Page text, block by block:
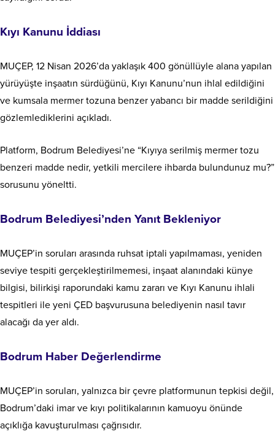
Kıyı Kanunu İddiası
MUÇEP, 12 Nisan 2026’da yaklaşık 400 gönüllüyle alana yapılan
yürüyüşte inşaatın sürdüğünü, Kıyı Kanunu’nun ihlal edildiğini
ve kumsala mermer tozuna benzer yabancı bir madde serildiğini
gözlemlediklerini açıkladı.
Platform, Bodrum Belediyesi’ne “Kıyıya serilmiş mermer tozu
benzeri madde nedir, yetkili mercilere ihbarda bulundunuz mu?”
sorusunu yöneltti.
Bodrum Belediyesi’nden Yanıt Bekleniyor
MUÇEP’in soruları arasında ruhsat iptali yapılmaması, yeniden
seviye tespiti gerçekleştirilmemesi, inşaat alanındaki künye
bilgisi, bilirkişi raporundaki kamu zararı ve Kıyı Kanunu ihlali
tespitleri ile yeni ÇED başvurusuna belediyenin nasıl tavır
alacağı da yer aldı.
Bodrum Haber Değerlendirme
MUÇEP’in soruları, yalnızca bir çevre platformunun tepkisi değil,
Bodrum’daki imar ve kıyı politikalarının kamuoyu önünde
açıklığa kavuşturulması çağrısıdır.